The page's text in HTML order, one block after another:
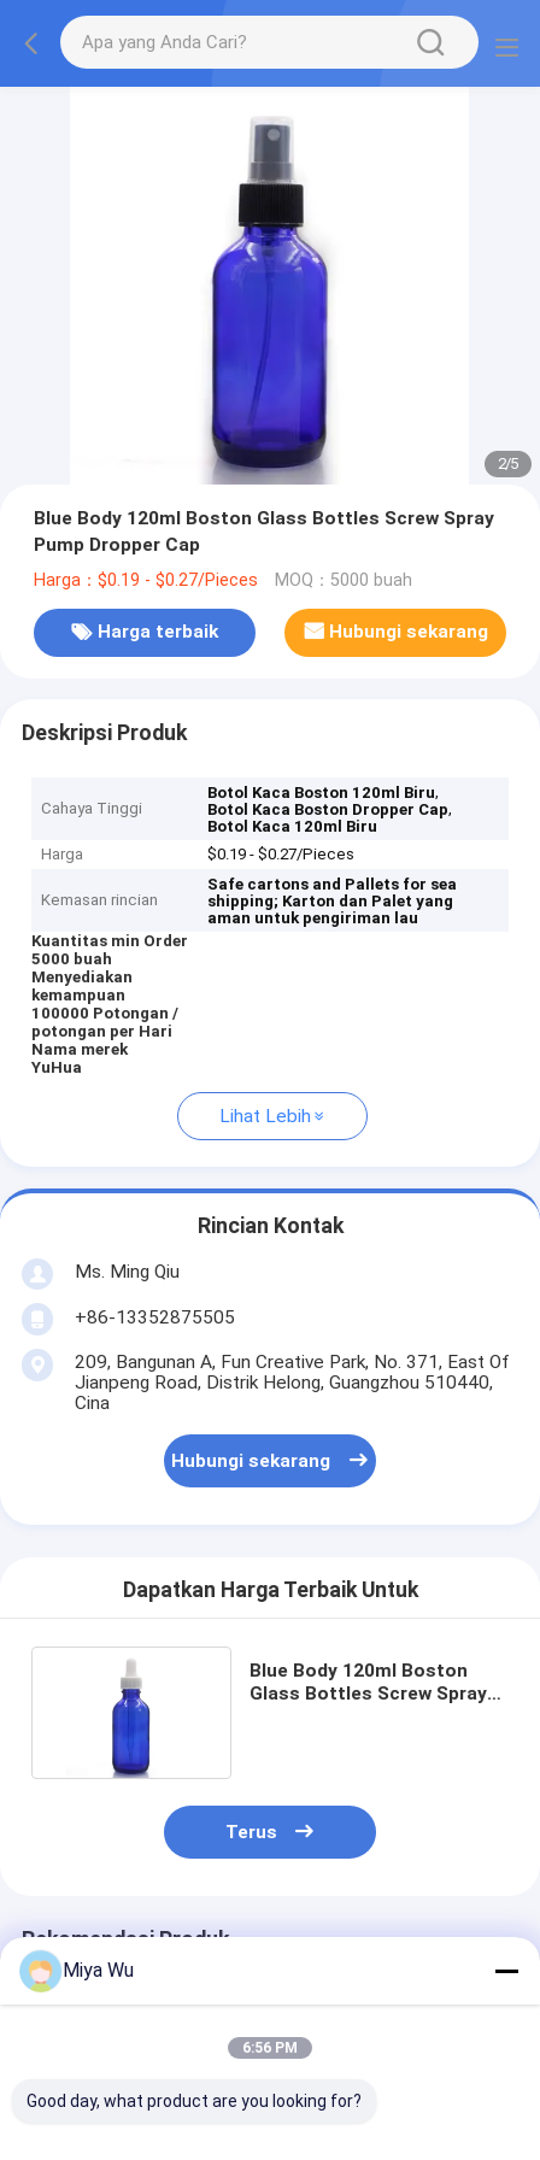
2/5
Blue Body 120ml Boston Glass Bottles Screw Spray
Pump Dropper Cap
Harga：$0.19 - $0.27/Pieces MOQ：5000 buah
Harga terbaik Hubungi sekarang
Deskripsi Produk
Cahaya Tinggi
Botol Kaca Boston 120ml Biru,
Botol Kaca Boston Dropper Cap,
Botol Kaca 120ml Biru
Harga
$0.19 - $0.27/Pieces
Kemasan rincian
Safe cartons and Pallets for sea
shipping; Karton dan Palet yang
aman untuk pengiriman lau
Kuantitas min Order
5000 buah
Menyediakan
kemampuan
100000 Potongan /
potongan per Hari
Nama merek
YuHua
Lihat Lebih
Rincian Kontak
Ms. Ming Qiu
+86-13352875505
209, Bangunan A, Fun Creative Park, No. 371, East Of
Jianpeng Road, Distrik Helong, Guangzhou 510440,
Cina
Hubungi sekarang
Dapatkan Harga Terbaik Untuk
Blue Body 120ml Boston
Glass Bottles Screw Spray
Terus
Rekomendasi Produk
Miya Wu
6:56 PM
Good day, what product are you looking for?